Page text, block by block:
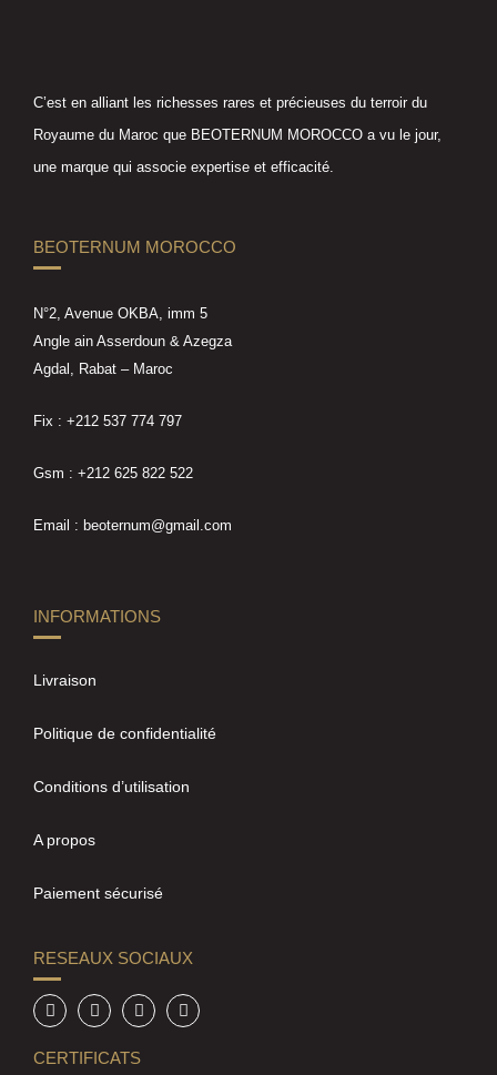
C’est en alliant les richesses rares et précieuses du terroir du
Royaume du Maroc que BEOTERNUM MOROCCO a vu le jour,
une marque qui associe expertise et efficacité.
BEOTERNUM MOROCCO
N°2, Avenue OKBA, imm 5
Angle ain Asserdoun & Azegza
Agdal, Rabat – Maroc
Fix : +212 537 774 797
Gsm : +212 625 822 522
Email : beoternum@gmail.com
INFORMATIONS
Livraison
Politique de confidentialité
Conditions d’utilisation
A propos
Paiement sécurisé
RESEAUX SOCIAUX
CERTIFICATS